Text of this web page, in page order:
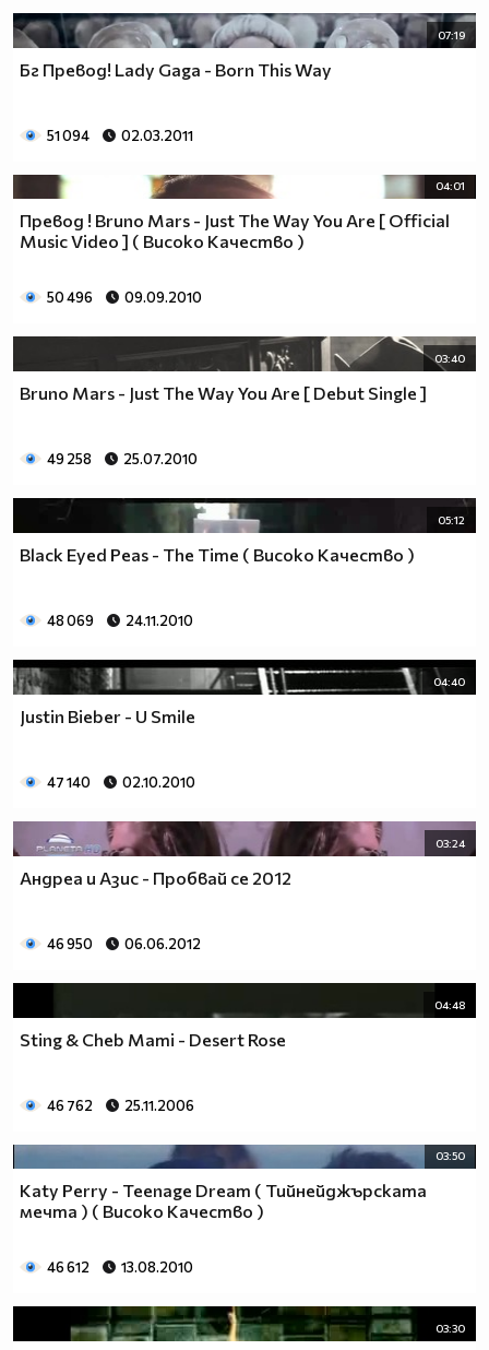
07:19
Бг Превод! Lady Gaga - Born This Way
51 094 02.03.2011
04:01
Превод ! Bruno Mars - Just The Way You Are [ Official
Music Video ] ( Високо Качество )
50 496 09.09.2010
03:40
Bruno Mars - Just The Way You Are [ Debut Single ]
49 258 25.07.2010
05:12
Black Eyed Peas - The Time ( Високо Качество )
48 069 24.11.2010
04:40
Justin Bieber - U Smile
47 140 02.10.2010
03:24
Андреа и Азис - Пробвай се 2012
46 950 06.06.2012
04:48
Sting & Cheb Mami - Desert Rose
46 762 25.11.2006
03:50
Katy Perry - Teenage Dream ( Тийнейджърската
мечта ) ( Високо Качество )
46 612 13.08.2010
03:30